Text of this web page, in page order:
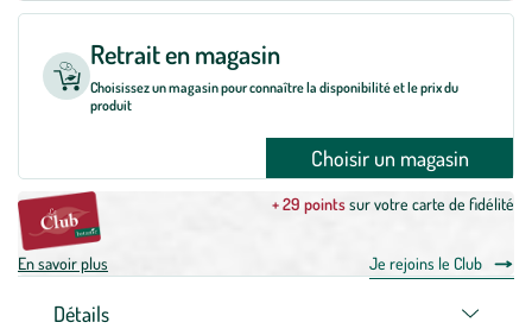
Retrait en magasin
Choisissez un magasin pour connaître la disponibilité et le prix du
produit
Choisir un magasin
+ 29 pointssur votre carte de fidélité
En savoir plus Je rejoins le Club
Détails